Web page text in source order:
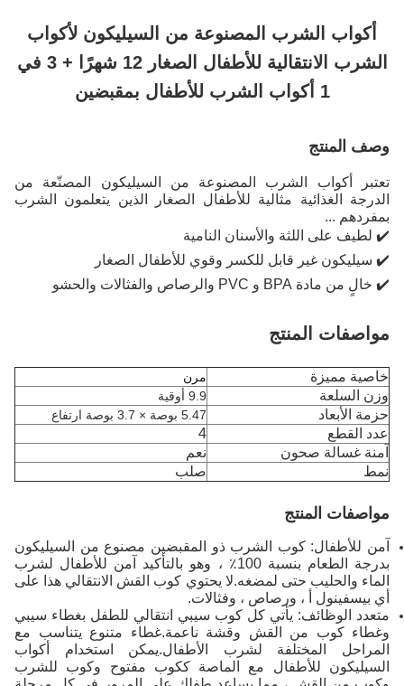
أكواب الشرب المصنوعة من السيليكون لأكواب
الشرب الانتقالية للأطفال الصغار 12 شهرًا + 3 في
1 أكواب الشرب للأطفال بمقبضين
وصف المنتج
تعتبر أكواب الشرب المصنوعة من السيليكون المصنّعة من
الدرجة الغذائية مثالية للأطفال الصغار الذين يتعلمون الشرب
بمفردهم ...
✔️ لطيف على اللثة والأسنان النامية
✔️ سيليكون غير قابل للكسر وقوي للأطفال الصغار
✔️ خالٍ من مادة BPA و PVC والرصاص والفثالات والحشو
مواصفات المنتج
خاصية مميزة مرن
وزن السلعة 9.9 أوقية
حزمة الأبعاد 5.47 بوصة × 3.7 بوصة ارتفاع
عدد القطع
4
آمنة غسالة صحون
نعم
نمط
صلب
مواصفات المنتج
آمن للأطفال: كوب الشرب ذو المقبضين مصنوع من السيليكون
بدرجة الطعام بنسبة 100٪ ، وهو بالتأكيد آمن للأطفال لشرب
الماء والحليب حتى لمضغه.لا يحتوي كوب القش الانتقالي هذا على
أي بيسفينول أ ، ورصاص ، وفثالات.
متعدد الوظائف: يأتي كل كوب سيبي انتقالي للطفل بغطاء سيبي
وغطاء كوب من القش وقشة ناعمة.غطاء متنوع يتناسب مع
المراحل المختلفة لشرب الأطفال.يمكن استخدام أكواب
السيليكون للأطفال مع الماصة ككوب مفتوح وكوب للشرب